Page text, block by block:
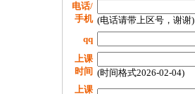
电话/
手机 (电话请带上区号，谢谢)
qq
上课
时间 (时间格式2026-02-04)
上课